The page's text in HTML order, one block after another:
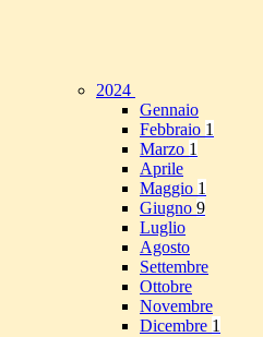
2024
Gennaio
Febbraio 1
Marzo 1
Aprile
Maggio 1
Giugno 9
Luglio
Agosto
Settembre
Ottobre
Novembre
Dicembre 1